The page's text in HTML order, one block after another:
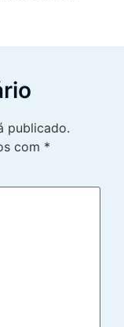
publicado.
com *